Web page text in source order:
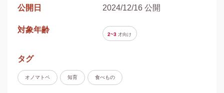
公開日 2024/12/16 公開
対象年齢
2~3 才向け
タグ
オノマトペ 知育 食べもの